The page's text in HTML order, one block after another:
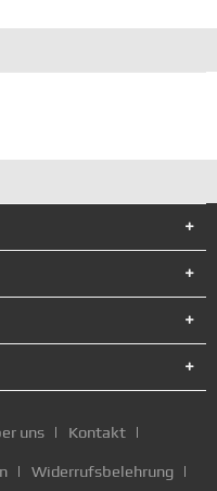
uns Kontakt
Widerrufsbelehrung